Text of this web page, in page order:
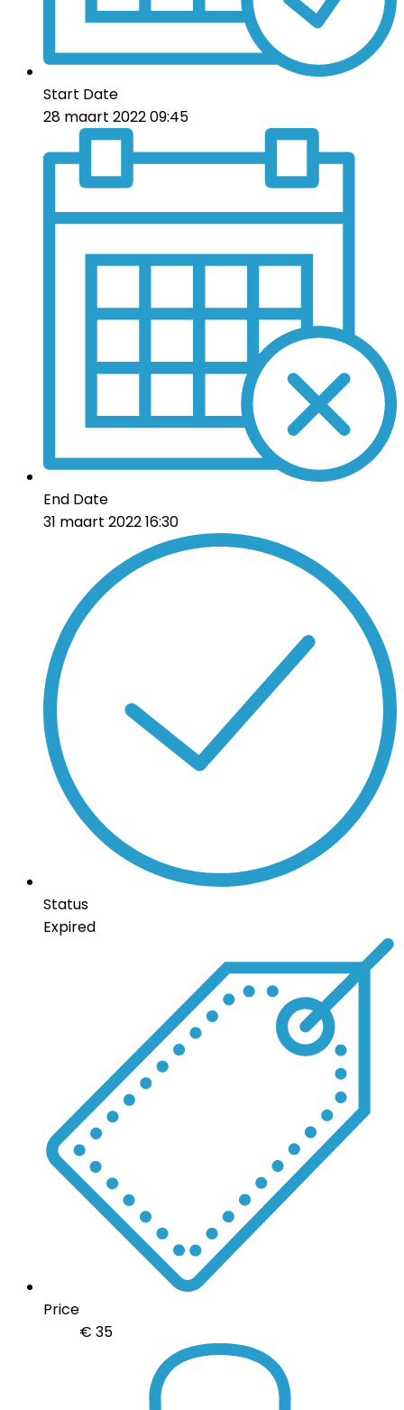
Start Date
28 maart 2022 09:45
End Date
31 maart 2022 16:30
Status
Expired
Price
€ 35